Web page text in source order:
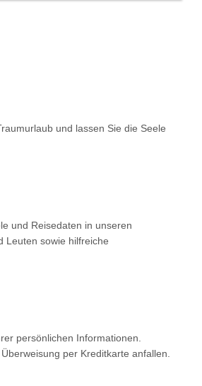
und lassen Sie die Seele
und Reisedaten in unseren
Leuten sowie hilfreiche
persönlichen Informationen.
per Kreditkarte anfallen.